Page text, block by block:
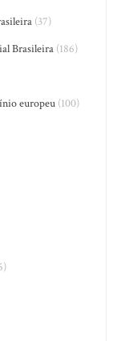
(37)
Brasileira (186)
europeu(100)